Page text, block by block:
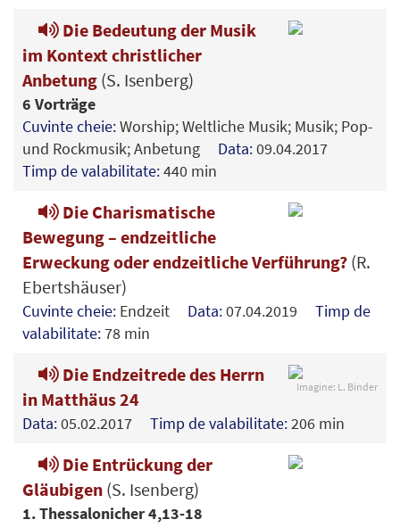
Die Bedeutung der Musik
im Kontext christlicher
Anbetung (S. Isenberg)
6 Vorträge
Cuvinte cheie:Worship; Weltliche Musik; Musik; Pop-
und Rockmusik; Anbetung Data:09.04.2017
Timp de valabilitate:440 min
Die Charismatische
Bewegung – endzeitliche
Erweckung oder endzeitliche Verführung? (R.
Ebertshäuser)
Cuvinte cheie: Endzeit Data:07.04.2019 Timp de
valabilitate:78 min
Imagine: L. Binder
Die Endzeitrede des Herrn
in Matthäus 24
Data:05.02.2017 Timp de valabilitate:206 min
Die Entrückung der
Gläubigen (S. Isenberg)
1. Thessalonicher 4,13-18